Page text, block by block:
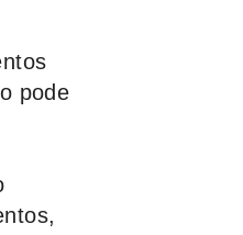
pode
,